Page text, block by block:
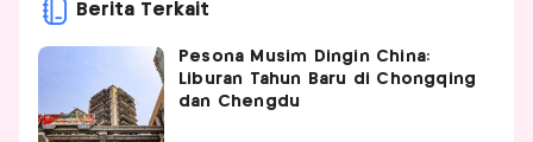
Berita Terkait
Pesona Musim Dingin China:
Liburan Tahun Baru di Chongqing
dan Chengdu